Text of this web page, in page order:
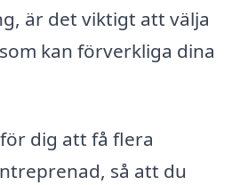
är det viktigt att välja
kan förverkliga dina
dig att få flera
så att du